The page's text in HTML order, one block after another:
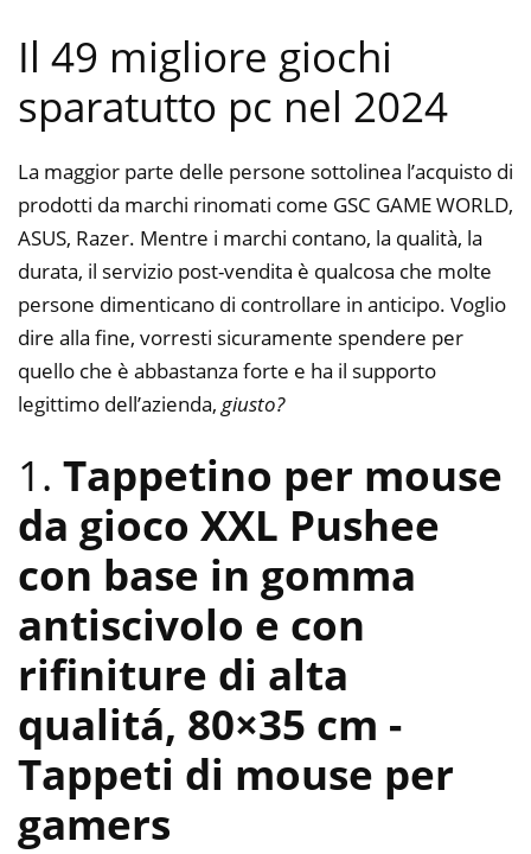
Il 49 migliore giochi
sparatutto pc nel 2024
La maggior parte delle persone sottolinea l’acquisto di
prodotti da marchi rinomati come GSC GAME WORLD,
ASUS, Razer. Mentre i marchi contano, la qualità, la
durata, il servizio post-vendita è qualcosa che molte
persone dimenticano di controllare in anticipo. Voglio
dire alla fine, vorresti sicuramente spendere per
quello che è abbastanza forte e ha il supporto
legittimo dell’azienda, giusto?
1. Tappetino per mouse
da gioco XXL Pushee
con base in gomma
antiscivolo e con
rifiniture di alta
qualitá, 80×35 cm -
Tappeti di mouse per
gamers